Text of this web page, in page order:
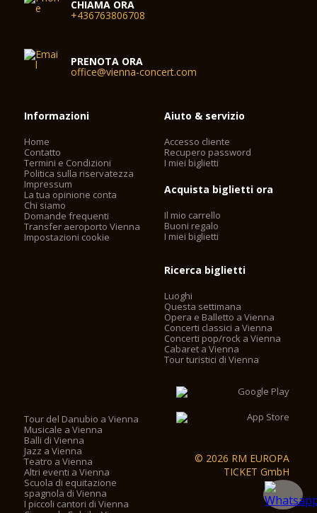
CHIAMA ORA
+436763806708
PRENOTA ORA
office@vienna-concert.com
Informazioni
Home
Contatto
Termini e Condizioni
Politica sulla riservatezza
Impressum
La tua opinione conta
Chi siamo
Domande frequenti
Transfer aeroporto Vienna
Impostazioni cookie
Aiuto & servizio
Accesso cliente
Recupero password
I miei biglietti
Acquista biglietti ora
Il mio carrello
Buoni regalo
I miei biglietti
Ricerca biglietti
Luoghi
Questa settimana
Opera e Balletto a Vienna
Concerti classici a Vienna
Concerti pop/rock a Vienna
Cabaret a Vienna
Tour turistici di Vienna
Tour del Danubio a Vienna
Musicale a Vienna
Balli di Vienna
Jazz a Vienna
Teatro a Vienna
Altri eventi a Vienna
Scuola di equitazione
spagnola di Vienna
I piccoli cantori di Vienna
© 2026 RM EUROPA
TICKET GmbH